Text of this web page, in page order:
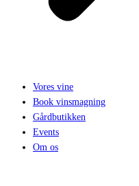
Vores vine
Book vinsmagning
Gårdbutikken
Events
Om os